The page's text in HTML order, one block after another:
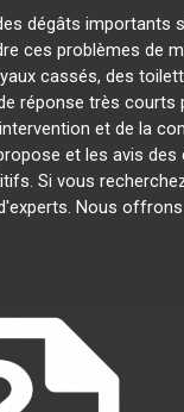
dégâts importants
ces problèmes de
cassés, des
réponse très courts
et de la
et les avis
Si vous
Nous offrons